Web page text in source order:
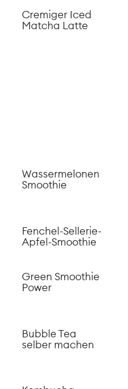
Cremiger Iced
Matcha Latte
Wassermelonen
Smoothie
Fenchel-Sellerie-
Apfel-Smoothie
Green Smoothie
Power
Bubble Tea
selber machen